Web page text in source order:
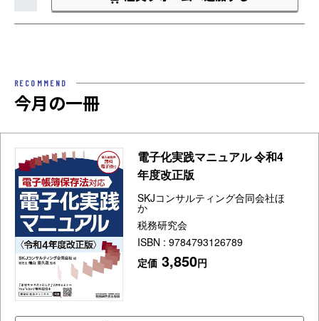
RECOMMEND
今月の一冊
電子化実践マニュアル 令和4
年度改正版
SKJコンサルティング合同会社ほ
か
税務研究会
ISBN : 9784793126789
定価3,850円